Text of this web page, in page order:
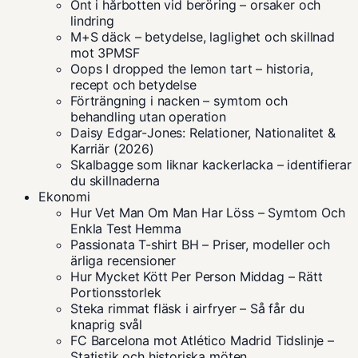
Ont i hårbotten vid beröring – orsaker och
lindring
M+S däck – betydelse, laglighet och skillnad
mot 3PMSF
Oops I dropped the lemon tart – historia,
recept och betydelse
Förträngning i nacken – symtom och
behandling utan operation
Daisy Edgar-Jones: Relationer, Nationalitet &
Karriär (2026)
Skalbagge som liknar kackerlacka – identifierar
du skillnaderna
Ekonomi
Hur Vet Man Om Man Har Löss – Symtom Och
Enkla Test Hemma
Passionata T-shirt BH – Priser, modeller och
ärliga recensioner
Hur Mycket Kött Per Person Middag – Rätt
Portionsstorlek
Steka rimmat fläsk i airfryer – Så får du
knaprig svål
FC Barcelona mot Atlético Madrid Tidslinje –